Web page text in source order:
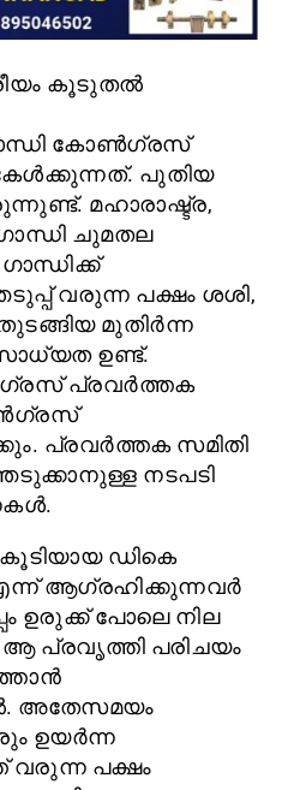
കൂടുതൽ
കോൺഗ്രസ്
പുതിയ
മഹാരാഷ്ട്ര,
ചുമതല
വരുന്ന പക്ഷം ശശി,
മുതിർന്ന
ഉണ്ട്.
പ്രവർത്തക
പ്രവർത്തക സമിതി
നടപടി
ഡികെ
ആഗ്രഹിക്കുന്നവർ
ഉരുക്ക് പോലെ നില
പ്രവൃത്തി പരിചയം
അതേസമയം
ഉയർന്ന
പക്ഷം